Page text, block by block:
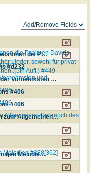
Das neue und verbesserte Gesangbuch, worinnen die Psalmen Davids samt iner Sammlung alter und neuer Geistreicher Lieder, sowohl für privat und Hausandachten, als auch für den öffentlichen..(5th Aufl.) #449
die Psalmen Davids
Lieder, sowohl für privat
Aufl.) #449
#d232
Der Christliche Saenger, eine Sammlung der Vornehmsten und Gebraeuchlichsten Lieder #d42
und
#406
#406
Ein Neues, Unpartheyisches Gesangbuch zum Allgemeinen Gebrauch des Wahren Gottesdienstes ... 1. Ausg. #d91
Allgemeinen Gebrauch des
Evangelisches Gesangbuch mit vierstimmigen Melodien #388[362]
Melodien #388[362]